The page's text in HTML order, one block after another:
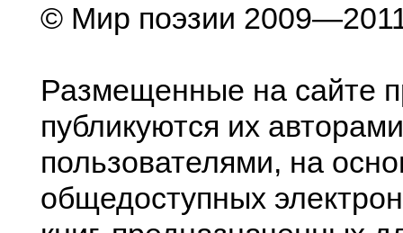
© Мир поэзии
Размещенные на сайте
публикуются их
пользователями, на
общедоступных